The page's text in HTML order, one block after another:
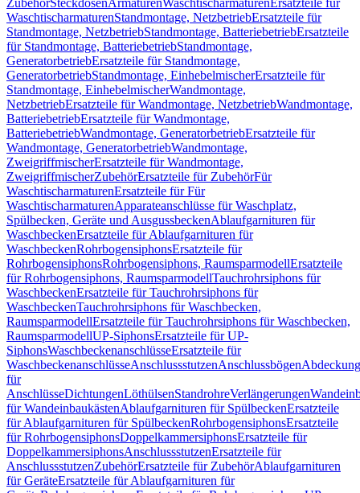
ZubehörSteckdosenArmaturenWaschtischarmaturen Ersatzteile für
WaschtischarmaturenStandmontage, NetzbetriebErsatzteile für
Standmontage, NetzbetriebStandmontage, BatteriebetriebErsatzteile
für Standmontage, BatteriebetriebStandmontage,
GeneratorbetriebErsatzteile für Standmontage,
GeneratorbetriebStandmontage, EinhebelmischerErsatzteile für
Standmontage, EinhebelmischerWandmontage,
NetzbetriebErsatzteile für Wandmontage, NetzbetriebWandmontage,
BatteriebetriebErsatzteile für Wandmontage,
BatteriebetriebWandmontage, GeneratorbetriebErsatzteile für
Wandmontage, GeneratorbetriebWandmontage,
ZweigriffmischerErsatzteile für Wandmontage,
ZweigriffmischerZubehörErsatzteile für ZubehörFür
WaschtischarmaturenErsatzteile für Für
WaschtischarmaturenApparateanschlüsse für Waschplatz,
Spülbecken, Geräte und AusgussbeckenAblaufgarnituren für
WaschbeckenErsatzteile für Ablaufgarnituren für
WaschbeckenRohrbogensiphonsErsatzteile für
RohrbogensiphonsRohrbogensiphons, RaumsparmodellErsatzteile
für Rohrbogensiphons, RaumsparmodellTauchrohrsiphons für
WaschbeckenErsatzteile für Tauchrohrsiphons für
WaschbeckenTauchrohrsiphons für Waschbecken,
RaumsparmodellErsatzteile für Tauchrohrsiphons für Waschbecken,
RaumsparmodellUP-SiphonsErsatzteile für UP-
SiphonsWaschbeckenanschlüsseErsatzteile für
WaschbeckenanschlüsseAnschlussstutzenAnschlussbögen
für
AnschlüsseDichtungenLöthülsenStandrohreVerlängerungen
für WandeinbaukästenAblaufgarnituren für SpülbeckenErsatzteile
für Ablaufgarnituren für SpülbeckenRohrbogensiphonsErsatzteile
für RohrbogensiphonsDoppelkammersiphonsErsatzteile für
DoppelkammersiphonsAnschlussstutzenErsatzteile für
AnschlussstutzenZubehörErsatzteile für ZubehörAblaufgarnituren
für GeräteErsatzteile für Ablaufgarnituren für